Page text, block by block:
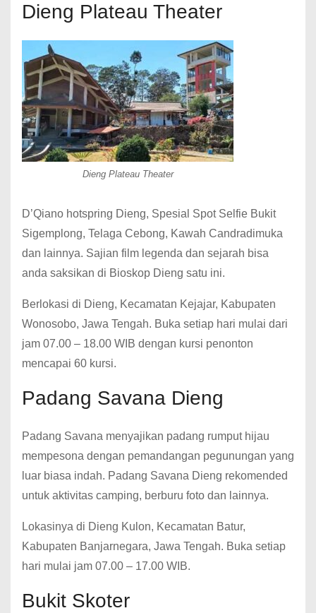
Dieng Plateau Theater
Dieng Plateau Theater
D’Qiano hotspring Dieng, Spesial Spot Selfie Bukit
Sigemplong, Telaga Cebong, Kawah Candradimuka
dan lainnya. Sajian film legenda dan sejarah bisa
anda saksikan di Bioskop Dieng satu ini.
Berlokasi di Dieng, Kecamatan Kejajar, Kabupaten
Wonosobo, Jawa Tengah. Buka setiap hari mulai dari
jam 07.00 – 18.00 WIB dengan kursi penonton
mencapai 60 kursi.
Padang Savana Dieng
Padang Savana menyajikan padang rumput hijau
mempesona dengan pemandangan pegunungan yang
luar biasa indah. Padang Savana Dieng rekomended
untuk aktivitas camping, berburu foto dan lainnya.
Lokasinya di Dieng Kulon, Kecamatan Batur,
Kabupaten Banjarnegara, Jawa Tengah. Buka setiap
hari mulai jam 07.00 – 17.00 WIB.
Bukit Skoter